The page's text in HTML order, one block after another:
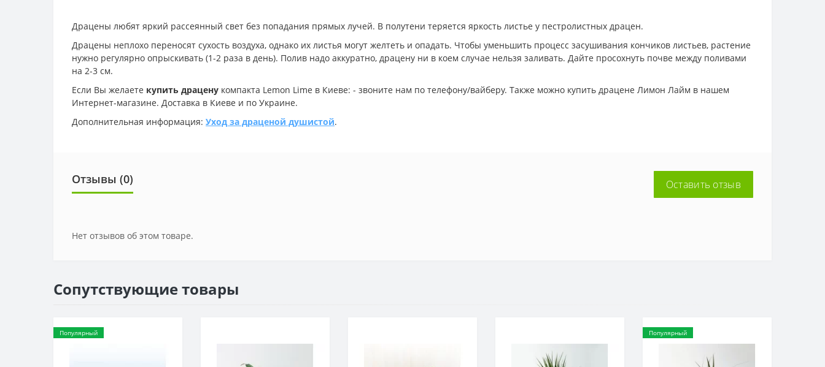
Драцены любят яркий рассеянный свет без попадания прямых лучей. В полутени теряется яркость листье у пестролистных драцен.
Драцены неплохо переносят сухость воздуха, однако их листья могут желтеть и опадать. Чтобы уменьшить процесс засушивания кончиков листьев, растение
нужно регулярно опрыскивать (1-2 раза в день). Полив надо аккуратно, драцену ни в коем случае нельзя заливать. Дайте просохнуть почве между поливами
на 2-3 см.
Если Вы желаете купить драцену компакта Lemon Lime в Киеве: - звоните нам по телефону/вайберу. Также можно купить драценe Лимон Лайм в нашем
Интернет-магазине. Доставка в Киеве и по Украине.
Дополнительная информация: Уход за драценой душистой.
Отзывы (0) Оставить отзыв
Нет отзывов об этом товаре.
Сопутствующие товары
Популярный Популярный